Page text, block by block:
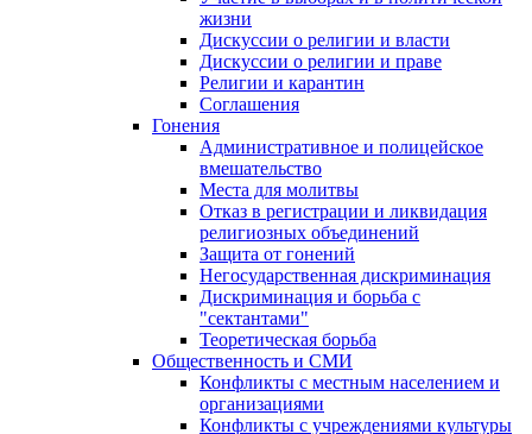
жизни
Дискуссии о религии и власти
Дискуссии о религии и праве
Религии и карантин
Соглашения
Гонения
Административное и полицейское
вмешательство
Места для молитвы
Отказ в регистрации и ликвидация
религиозных объединений
Защита от гонений
Негосударственная дискриминация
Дискриминация и борьба с
"сектантами"
Теоретическая борьба
Общественность и СМИ
Конфликты с местным населением и
организациями
Конфликты с учреждениями культуры